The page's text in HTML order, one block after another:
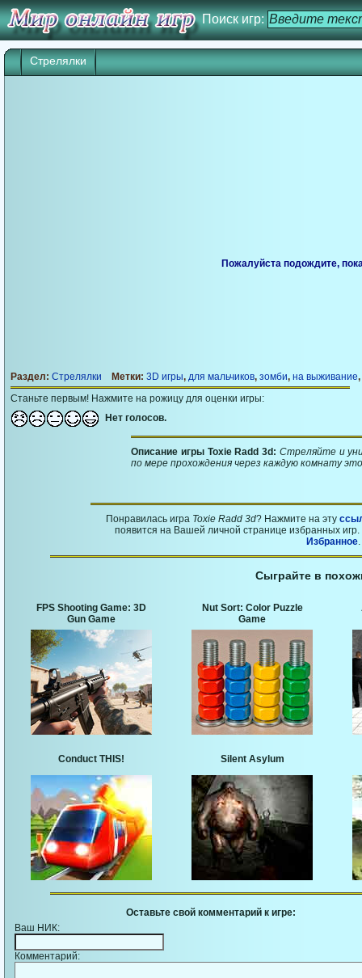
Поиск игр:
Стрелялки
Пожалуйста подождите,
Раздел: Стрелялки Метки: 3D игры, для мальчиков, зомби, на выживание,
Станьте первым! Нажмите на рожицу для оценки игры:
Нет голосов.
Описание игры Toxie Radd 3d: Стреляйте и
по мере прохождения через каждую комнату
Понравилась игра Toxie Radd 3d? Нажмите на эту
появится на Вашей личной странице избранных
Избранное.
Сыграйте в
FPS Shooting Game: 3D
Gun Game
Nut Sort: Color Puzzle
Game
Conduct THIS! Silent Asylum
Оставьте свой комментарий к игре:
Ваш НИК:
Комментарий: